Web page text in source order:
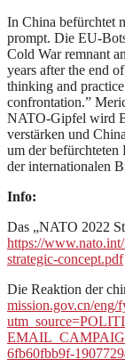
In China befürchtet
prompt. Die EU-
Cold War remnant
years after the end
thinking and
confrontation.”
NATO-Gipfel wird
verstärken und
um der
der internationalen
Info:
Das „NATO 2022
https://
strategic-concept.pdf
Die Reaktion der
mission.gov.cn/eng/
6fb60fbb9f-